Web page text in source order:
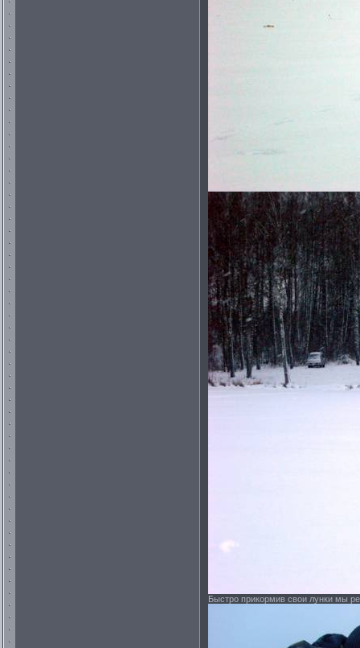
Быстро прикормив свои лунки мы